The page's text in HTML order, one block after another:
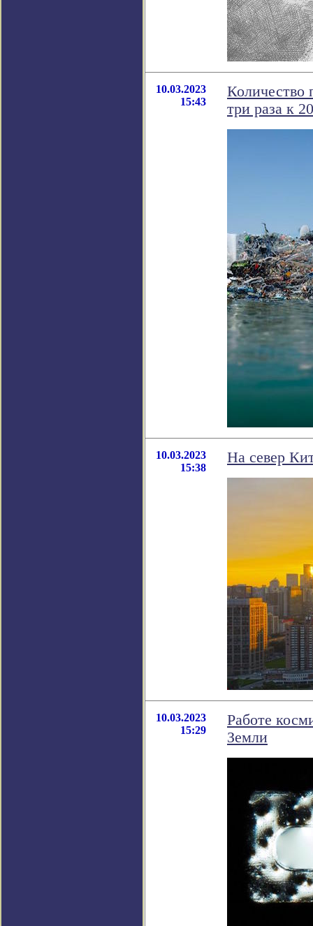
10.03.2023
15:43
Количество
три раза к
10.03.2023
15:38
На север
10.03.2023
15:29
Работе
Земли